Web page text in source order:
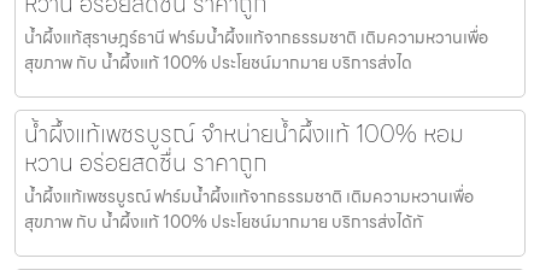
น้ำผึ้งแท้สุราษฎร์ธานี ฟาร์มน้ำผึ้งแท้จากธรรมชาติ เติมความหวานเพื่อ
สุขภาพ กับ น้ำผึ้งแท้ 100% ประโยชน์มากมาย บริการส่งได
น้ำผึ้งแท้เพชรบูรณ์ จำหน่ายน้ำผึ้งแท้ 100% หอม
หวาน อร่อยสดชื่น ราคาถูก
น้ำผึ้งแท้เพชรบูรณ์ ฟาร์มน้ำผึ้งแท้จากธรรมชาติ เติมความหวานเพื่อ
สุขภาพ กับ น้ำผึ้งแท้ 100% ประโยชน์มากมาย บริการส่งได้ทั